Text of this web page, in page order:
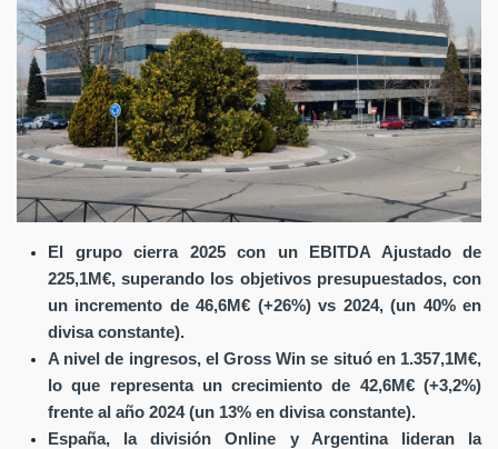
El grupo cierra 2025 con un EBITDA Ajustado de
225,1M€, superando los objetivos presupuestados, con
un incremento de 46,6M€ (+26%) vs 2024, (un 40% en
divisa constante).
A nivel de ingresos, el Gross Win se situó en 1.357,1M€,
lo que representa un crecimiento de 42,6M€ (+3,2%)
frente al año 2024 (un 13% en divisa constante).
España, la división Online y Argentina lideran la